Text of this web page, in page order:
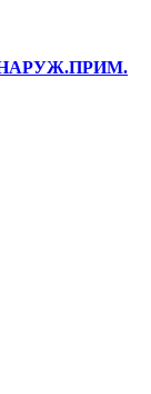
НАРУЖ.ПРИМ.